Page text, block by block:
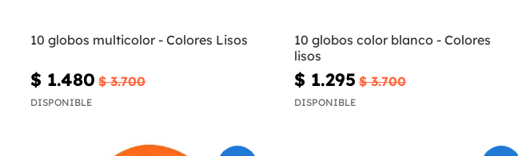
10 globos multicolor - Colores Lisos
$ 1.480 $ 3.700
DISPONIBLE
10 globos color blanco - Colores
lisos
$ 1.295 $ 3.700
DISPONIBLE